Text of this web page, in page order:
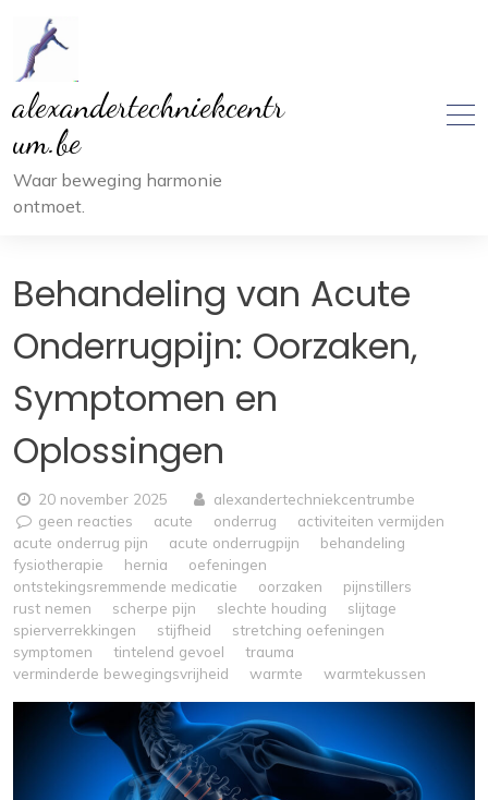
inhoud
alexandertechniekcentr
um.be
Waar beweging harmonie
ontmoet.
Behandeling van Acute
Onderrugpijn: Oorzaken,
Symptomen en
Oplossingen
20 november 2025
alexandertechniekcentrumbe
geen reacties
acute onderrug
activiteiten vermijden
acute onderrug pijn
acute onderrugpijn
behandeling
fysiotherapie
hernia
oefeningen
ontstekingsremmende medicatie
oorzaken
pijnstillers
rust nemen
scherpe pijn slechte houding
slijtage
spierverrekkingen
stijfheid
stretching oefeningen
symptomen
tintelend gevoel
trauma
verminderde bewegingsvrijheid
warmte warmtekussen